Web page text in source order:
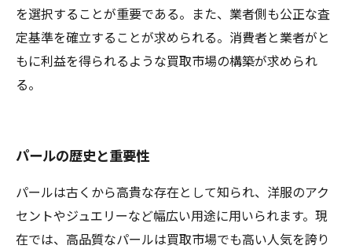
を選択することが重要である。また、業者側も公正な査
定基準を確立することが求められる。消費者と業者がと
もに利益を得られるような買取市場の構築が求められ
る。
パールの歴史と重要性
パールは古くから高貴な存在として知られ、洋服のアク
セントやジュエリーなど幅広い用途に用いられます。現
在では、高品質なパールは買取市場でも高い人気を誇り